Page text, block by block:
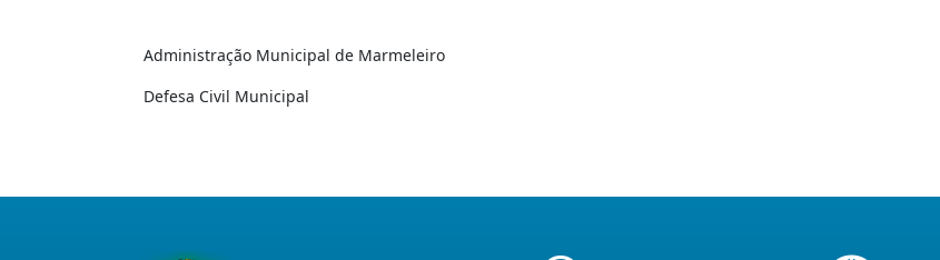
Administração Municipal de Marmeleiro
Defesa Civil Municipal